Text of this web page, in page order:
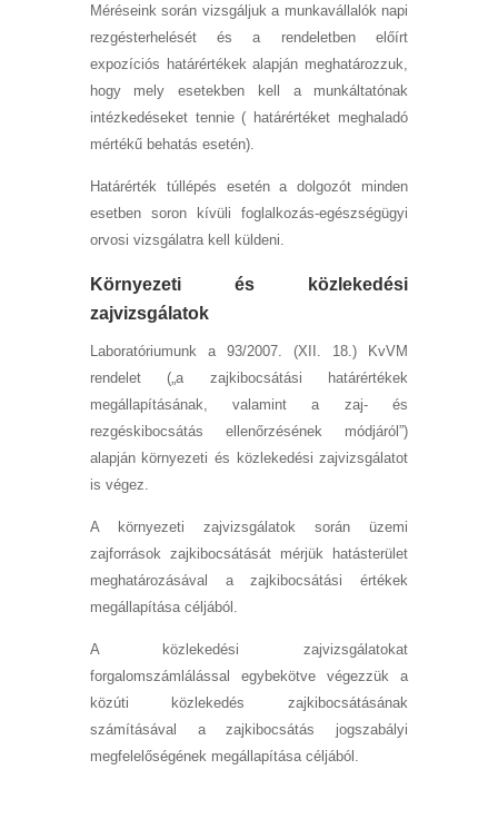
Méréseink során vizsgáljuk a munkavállalók napi
rezgésterhelését és a rendeletben előírt
expozíciós határértékek alapján meghatározzuk,
hogy mely esetekben kell a munkáltatónak
intézkedéseket tennie ( határértéket meghaladó
mértékű behatás esetén).
Határérték túllépés esetén a dolgozót minden
esetben soron kívüli foglalkozás-egészségügyi
orvosi vizsgálatra kell küldeni.
Környezeti és közlekedési
zajvizsgálatok
Laboratóriumunk a 93/2007. (XII. 18.) KvVM
rendelet („a zajkibocsátási határértékek
megállapításának, valamint a zaj- és
rezgéskibocsátás ellenőrzésének módjáról”)
alapján környezeti és közlekedési zajvizsgálatot
is végez.
A környezeti zajvizsgálatok során üzemi
zajforrások zajkibocsátását mérjük hatásterület
meghatározásával a zajkibocsátási értékek
megállapítása céljából.
A közlekedési zajvizsgálatokat
forgalomszámlálással egybekötve végezzük a
közúti közlekedés zajkibocsátásának
számításával a zajkibocsátás jogszabályi
megfelelőségének megállapítása céljából.